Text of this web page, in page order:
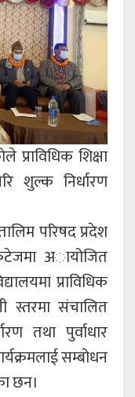
शिक्षा
शुल्क निर्धारण
परिषद प्रदेश
अायोजित
प्राविधिक
स्तरमा संचालित
तथा पुर्वाधार
सम्बोधन
छन।